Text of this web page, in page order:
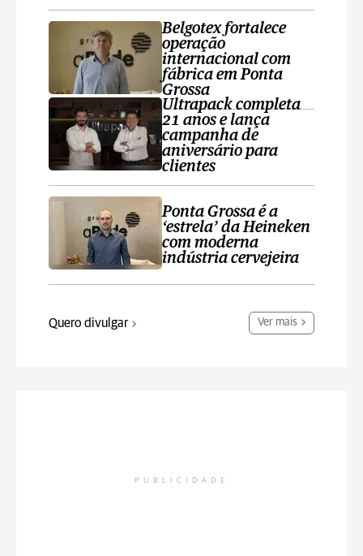
Belgotex fortalece
operação
internacional com
fábrica em Ponta
Grossa
Ultrapack completa
21 anos e lança
campanha de
aniversário para
clientes
Ponta Grossa é a
‘estrela’ da Heineken
com moderna
indústria cervejeira
Quero divulgar Ver mais
PUBLICIDADE